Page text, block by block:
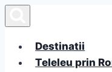
to
contentDestinatii
Teleleu prin